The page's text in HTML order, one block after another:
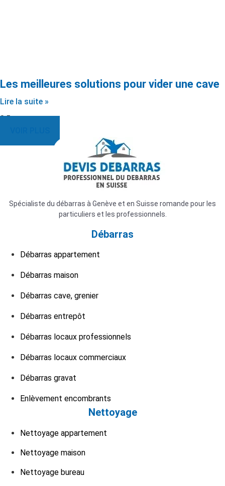
Les meilleures solutions pour vider une cave
Lire la suite »
Spécialiste du débarras à Genève et en Suisse romande pour les
particuliers et les professionnels.
Débarras
Débarras appartement
Débarras maison
Débarras cave, grenier
Débarras entrepôt
Débarras locaux professionnels
Débarras locaux commerciaux
Débarras gravat
Enlèvement encombrants
Nettoyage
Nettoyage appartement
Nettoyage maison
Nettoyage bureau